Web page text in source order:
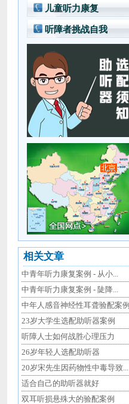
儿童听力康复
听障者挑战自我
相关文章
中青年听力康复案例 - 从小...
中青年听力康复案例 - 陡降...
中年人感音神经性耳聋验配案例
23岁大学生选配助听器案例
听障人士如何战胜心理压力
26岁年轻人选配助听器
20岁宋先生因药物性中毒导致...
适合自己的助听器就好
双耳听损悬殊大的验配案例